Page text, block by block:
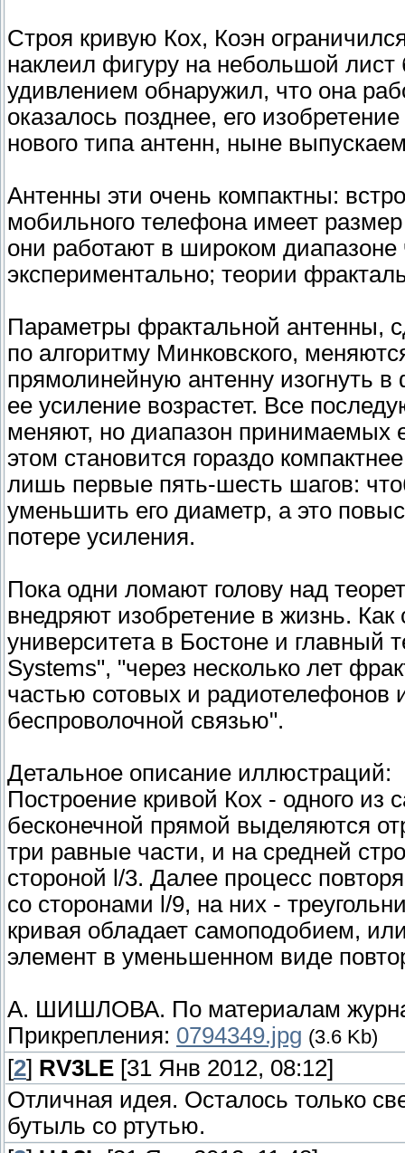
Строя кривую Кох, Коэн
наклеил фигуру на небольшой
удивлением обнаружил, что она
оказалось позднее, его
нового типа антенн, ныне
Антенны эти очень компактны:
мобильного телефона имеет
они работают в широком диапазоне
экспериментально; теории
Параметры фрактальной антенны,
по алгоритму Минковского,
прямолинейную антенну изогнуть
ее усиление возрастет. Все
меняют, но диапазон принимаемых
этом становится гораздо
лишь первые пять-шесть шагов:
уменьшить его диаметр, а это
потере усиления.
Пока одни ломают голову над
внедряют изобретение в жизнь.
университета в Бостоне и главный
Systems", "через несколько лет
частью сотовых и радиотелефонов
беспроволочной связью".
Детальное описание иллюстраций:
Построение кривой Кох - одного
бесконечной прямой выделяются
три равные части, и на средней
стороной l/3. Далее процесс
со сторонами l/9, на них -
кривая обладает самоподобием,
элемент в уменьшенном виде
А. ШИШЛОВА. По материалам
Прикрепления: 0794349.jpg (3.6 Kb)
[2] RV3LE [31 Янв 2012, 08:12]
Отличная идея. Осталось только
бутыль со ртутью.